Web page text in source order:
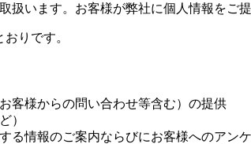
扱います。お客様が弊社に個人情報をご
りです。
客様からの問い合わせ等含む）の提供
）
る情報のご案内ならびにお客様へのアン